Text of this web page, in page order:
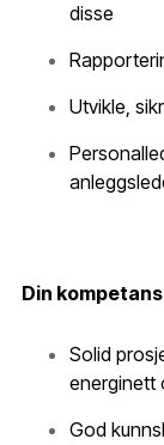
disse
Utvikle,
Din
Solid
energinett
God